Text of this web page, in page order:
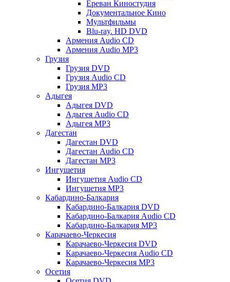
Ереван Киностудия
Документальное Кино
Мультфильмы
Blu-ray. HD DVD
Армения Audio CD
Армения Audio MP3
Грузия
Грузия DVD
Грузия Audio CD
Грузия MP3
Адыгея
Адыгея DVD
Адыгея Audio CD
Адыгея MP3
Дагестан
Дагестан DVD
Дагестан Audio CD
Дагестан MP3
Ингушетия
Ингушетия Audio CD
Ингушетия MP3
Кабардино-Балкария
Кабардино-Балкария DVD
Кабардино-Балкария Audio CD
Кабардино-Балкария MP3
Карачаево-Черкесия
Карачаево-Черкесия DVD
Карачаево-Черкесия Audio CD
Карачаево-Черкесия MP3
Осетия